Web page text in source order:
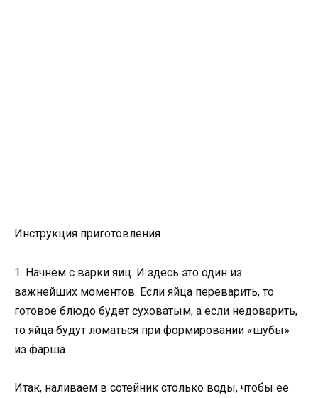
Инструкция приготовления
1. Начнем с варки яиц. И здесь это один из
важнейших моментов. Если яйца переварить, то
готовое блюдо будет суховатым, а если недоварить,
то яйца будут ломаться при формировании «шубы»
из фарша.
Итак, наливаем в сотейник столько воды, чтобы ее